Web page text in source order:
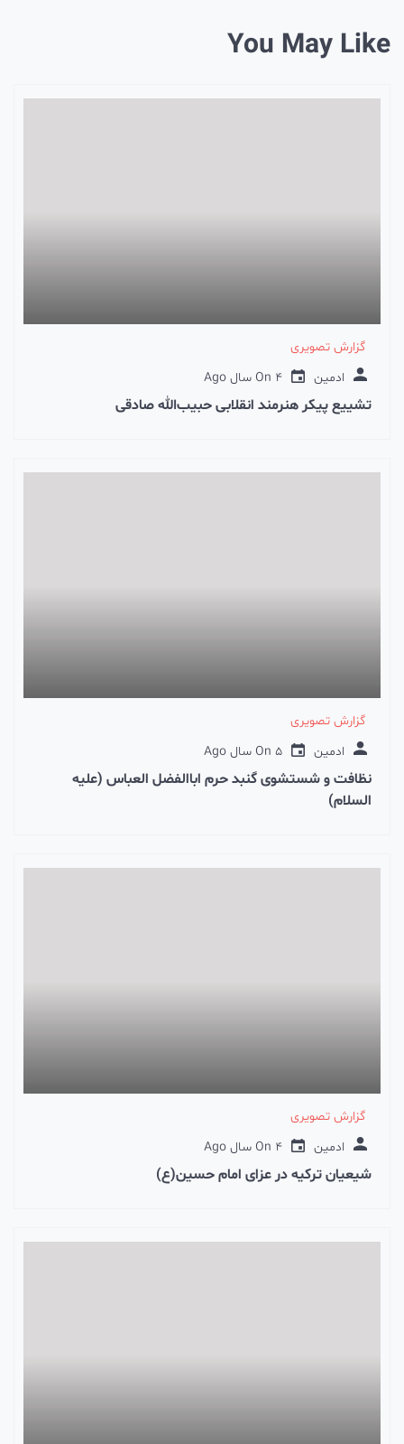
You May Like
گزارش تصویری
ادمین
On 4 سال Ago
تشییع پیکر هنرمند انقلابی حبیب‌الله صادقی
گزارش تصویری
ادمین
On 5 سال Ago
نظافت و شستشوی گنبد حرم اباالفضل العباس (علیه
السلام)
گزارش تصویری
ادمین
On 4 سال Ago
شیعیان ترکیه در عزای امام حسین(ع)